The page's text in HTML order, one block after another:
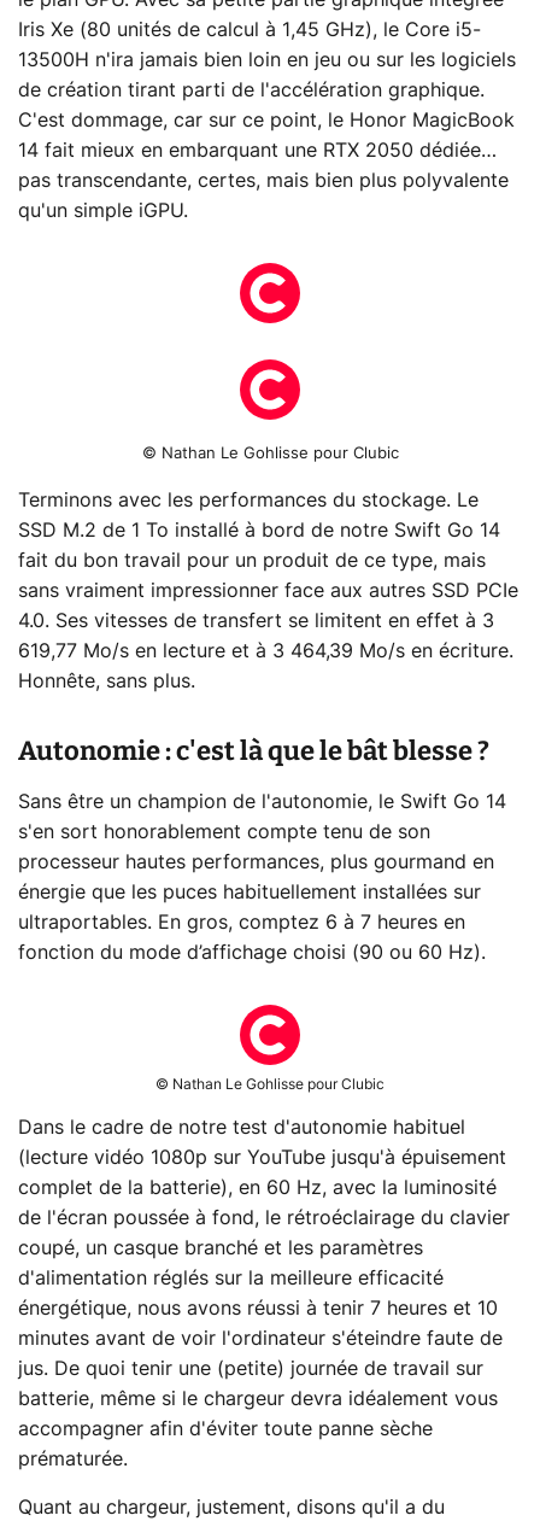
Iris Xe (80 unités de calcul à 1,45 GHz), le Core i5-
13500H n'ira jamais bien loin en jeu ou sur les logiciels
de création tirant parti de l'accélération graphique.
C'est dommage, car sur ce point, le Honor MagicBook
14 fait mieux en embarquant une RTX 2050 dédiée…
pas transcendante, certes, mais bien plus polyvalente
qu'un simple iGPU.
© Nathan Le Gohlisse pour Clubic
Terminons avec les performances du stockage. Le
SSD M.2 de 1 To installé à bord de notre Swift Go 14
fait du bon travail pour un produit de ce type, mais
sans vraiment impressionner face aux autres SSD PCIe
4.0. Ses vitesses de transfert se limitent en effet à 3
619,77 Mo/s en lecture et à 3 464,39 Mo/s en écriture.
Honnête, sans plus.
Autonomie : c'est là que le bât blesse ?
Sans être un champion de l'autonomie, le Swift Go 14
s'en sort honorablement compte tenu de son
processeur hautes performances, plus gourmand en
énergie que les puces habituellement installées sur
ultraportables. En gros, comptez 6 à 7 heures en
fonction du mode d’affichage choisi (90 ou 60 Hz).
© Nathan Le Gohlisse pour Clubic
Dans le cadre de notre test d'autonomie habituel
(lecture vidéo 1080p sur YouTube jusqu'à épuisement
complet de la batterie), en 60 Hz, avec la luminosité
de l'écran poussée à fond, le rétroéclairage du clavier
coupé, un casque branché et les paramètres
d'alimentation réglés sur la meilleure efficacité
énergétique, nous avons réussi à tenir 7 heures et 10
minutes avant de voir l'ordinateur s'éteindre faute de
jus. De quoi tenir une (petite) journée de travail sur
batterie, même si le chargeur devra idéalement vous
accompagner afin d'éviter toute panne sèche
prématurée.
Quant au chargeur, justement, disons qu'il a du